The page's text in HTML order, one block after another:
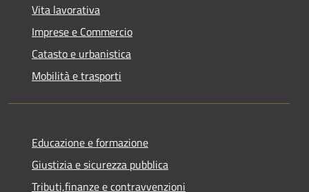
Vita lavorativa
Imprese e Commercio
Catasto e urbanistica
Mobilità e trasporti
Educazione e formazione
Giustizia e sicurezza pubblica
Tributi,finanze e contravvenzioni